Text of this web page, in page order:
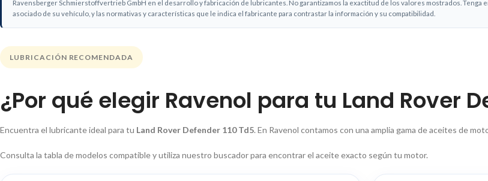
Ravensberger Schmierstoffvertrieb GmbH en el desarrollo y fabricación de lubricantes. No garantizamos la exactitud de los valores mostrados.
asociado de su vehículo, y las normativas y características que le indica el fabricante para contrastar la información y su compatibilidad.
LUBRICACIÓN RECOMENDADA
¿Por qué elegir Ravenol para tu Land Rover
Encuentra el lubricante ideal para tu Land Rover Defender 110 Td5. En Ravenol contamos con una amplia gama de aceites de
Consulta la tabla de modelos compatible y utiliza nuestro buscador para encontrar el aceite exacto según tu motor.